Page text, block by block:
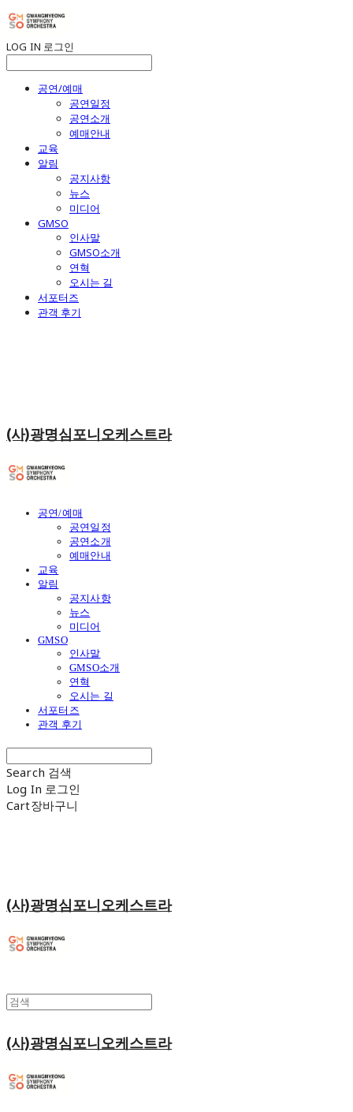
LOG IN 로그인
공연/예매
공연일정
공연소개
예매안내
교육
알림
공지사항
뉴스
미디어
GMSO
인사말
GMSO소개
연혁
오시는 길
서포터즈
관객 후기
(사)광명심포니오케스트라
공연/예매
공연일정
공연소개
예매안내
교육
알림
공지사항
뉴스
미디어
GMSO
인사말
GMSO소개
연혁
오시는 길
서포터즈
관객 후기
Search 검색
Log In 로그인
Cart장바구니
(사)광명심포니오케스트라
(사)광명심포니오케스트라